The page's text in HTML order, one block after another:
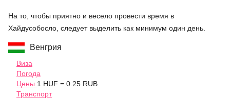
На то, чтобы приятно и весело провести время в
Хайдусобосло, следует выделить как минимум один день.
Венгрия
Виза
Погода
Цены 1 HUF = 0.25 RUB
Транспорт